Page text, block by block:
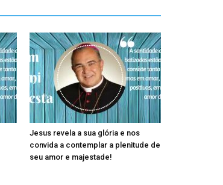
Jesus revela a sua glória e nos
convida a contemplar a plenitude de
seu amor e majestade!